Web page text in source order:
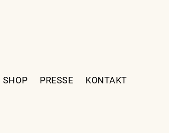
SHOP PRESSE KONTAKT